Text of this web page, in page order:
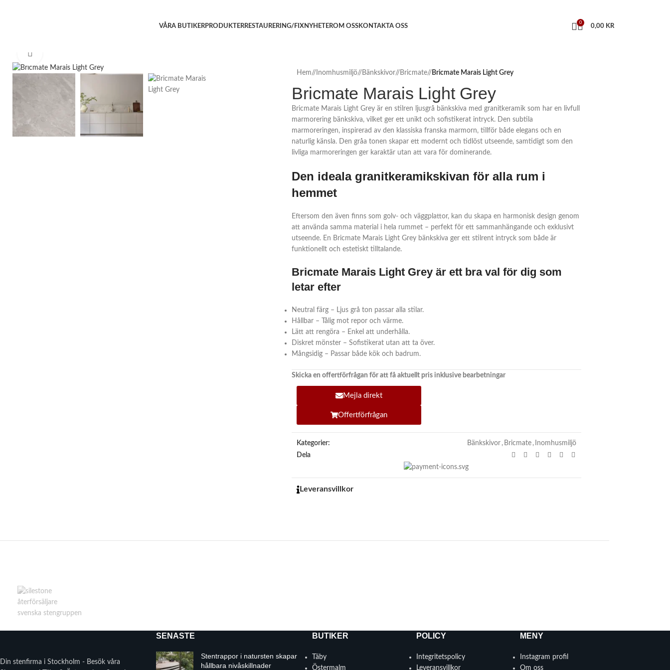
VÅRA BUTIKERPRODUKTERRESTAURERING/FIX NYHETEROM OSSKONTAKTA OSS
0
0,00 KR
Hem/ Inomhusmiljö/ Bänkskivor/ Bricmate/ Bricmate Marais Light Grey
Bricmate Marais Light Grey
Bricmate Marais Light Grey är en stilren ljusgrå bänkskiva med granitkeramik som har en livfull
marmorering bänkskiva, vilket ger ett unikt och sofistikerat intryck. Den subtila
marmoreringen, inspirerad av den klassiska franska marmorn, tillför både elegans och en
naturlig känsla. Den gråa tonen skapar ett modernt och tidlöst utseende, samtidigt som den
livliga marmoreringen ger karaktär utan att vara för dominerande.
Den ideala granitkeramikskivan för alla rum i
hemmet
Eftersom den även finns som golv- och väggplattor, kan du skapa en harmonisk design genom
att använda samma material i hela rummet – perfekt för ett sammanhängande och exklusivt
utseende. En Bricmate Marais Light Grey bänkskiva ger ett stilrent intryck som både är
funktionellt och estetiskt tilltalande.
Bricmate Marais Light Grey är ett bra val för dig som
letar efter
Neutral färg – Ljus grå ton passar alla stilar.
Hållbar – Tålig mot repor och värme.
Lätt att rengöra – Enkel att underhålla.
Diskret mönster – Sofistikerat utan att ta över.
Mångsidig – Passar både kök och badrum.
Skicka en offertförfrågan för att få aktuellt pris inklusive bearbetningar
Mejla direkt
Offertförfrågan
Kategorier: Bänkskivor , Bricmate , Inomhusmiljö
Dela
Leveransvillkor
Din stenfirma i Stockholm - Besök våra
SENASTE
Stentrappor i natursten skapar
hållbara nivåskillnader
BUTIKER
Täby
Östermalm
POLICY
Integritetspolicy
Leveransvillkor
MENY
Instagram profil
Om oss